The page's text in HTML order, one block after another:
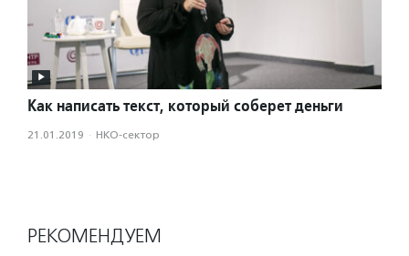
Как написать текст, который соберет деньги
21.01.2019 · НКО-сектор
РЕКОМЕНДУЕМ